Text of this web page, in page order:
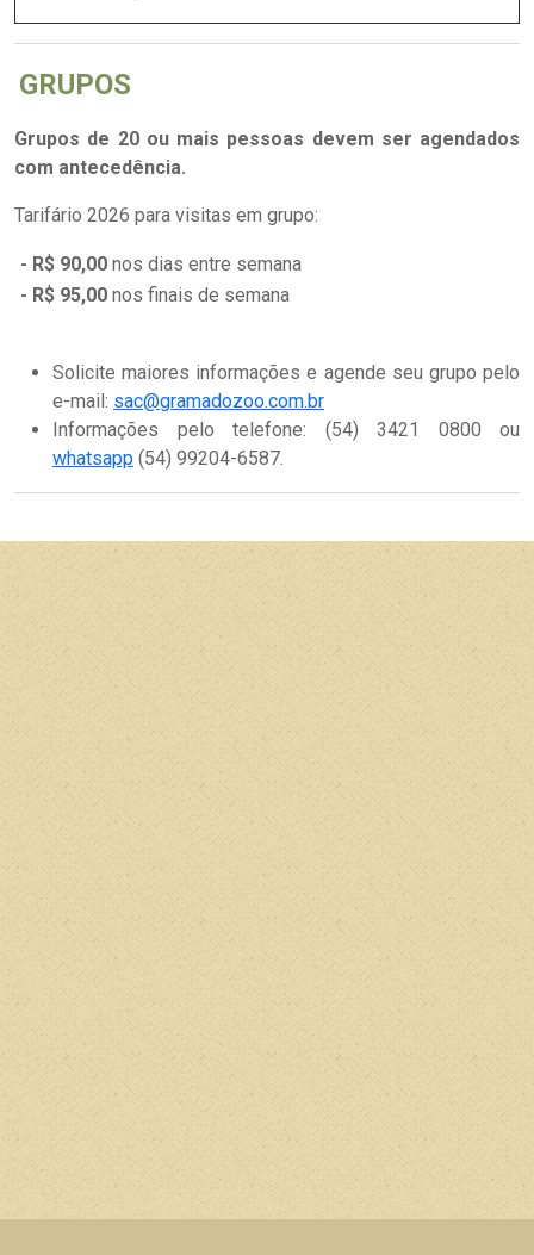
GRUPOS
Grupos de 20 ou mais pessoas devem ser agendados
com antecedência.
Tarifário 2026 para visitas em grupo:
- R$ 90,00 nos dias entre semana
- R$ 95,00 nos finais de semana
Solicite maiores informações e agende seu grupo pelo
e-mail: sac@gramadozoo.com.br
Informações pelo telefone: (54) 3421 0800 ou
whatsapp (54) 99204-6587.